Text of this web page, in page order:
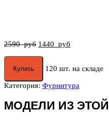
2590руб 1440 руб
Купить 120 шт. на складе
Категория: Фурнитура
МОДЕЛИ ИЗ